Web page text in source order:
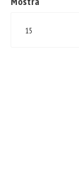
15